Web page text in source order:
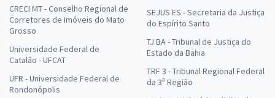
CRECI MT - Conselho Regional de
Corretores de Imóveis do Mato
Grosso
Universidade Federal de
Catalão - UFCAT
UFR - Universidade Federal de
Rondonópolis
SEJUS ES - Secretaria da Justiça
do Espírito Santo
TJ BA - Tribunal de Justiça do
Estado da Bahia
TRF 3 - Tribunal Regional Federal
da 3ª Região